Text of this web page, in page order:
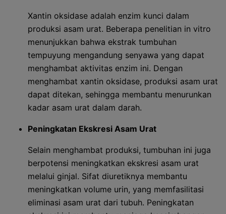
Xantin oksidase adalah enzim kunci dalam
produksi asam urat. Beberapa penelitian in vitro
menunjukkan bahwa ekstrak tumbuhan
tempuyung mengandung senyawa yang dapat
menghambat aktivitas enzim ini. Dengan
menghambat xantin oksidase, produksi asam urat
dapat ditekan, sehingga membantu menurunkan
kadar asam urat dalam darah.
Peningkatan Ekskresi Asam Urat
Selain menghambat produksi, tumbuhan ini juga
berpotensi meningkatkan ekskresi asam urat
melalui ginjal. Sifat diuretiknya membantu
meningkatkan volume urin, yang memfasilitasi
eliminasi asam urat dari tubuh. Peningkatan